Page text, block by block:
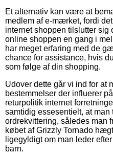
Et alternativ kan være at
medlem af e-mærket, fordi
internet shoppen tilslutter sig
online shoppen en gang i
har meget erfaring med de
chance for assistance, hvis
som følge af din shopping.
Udover dette går vi ind for at
bestemmelser der influerer
returpolitik internet
samtidig essesentielt, at
ordrekvittering, således man
købet af Grizzly Tornado
ligegyldigt om man leder
barn.